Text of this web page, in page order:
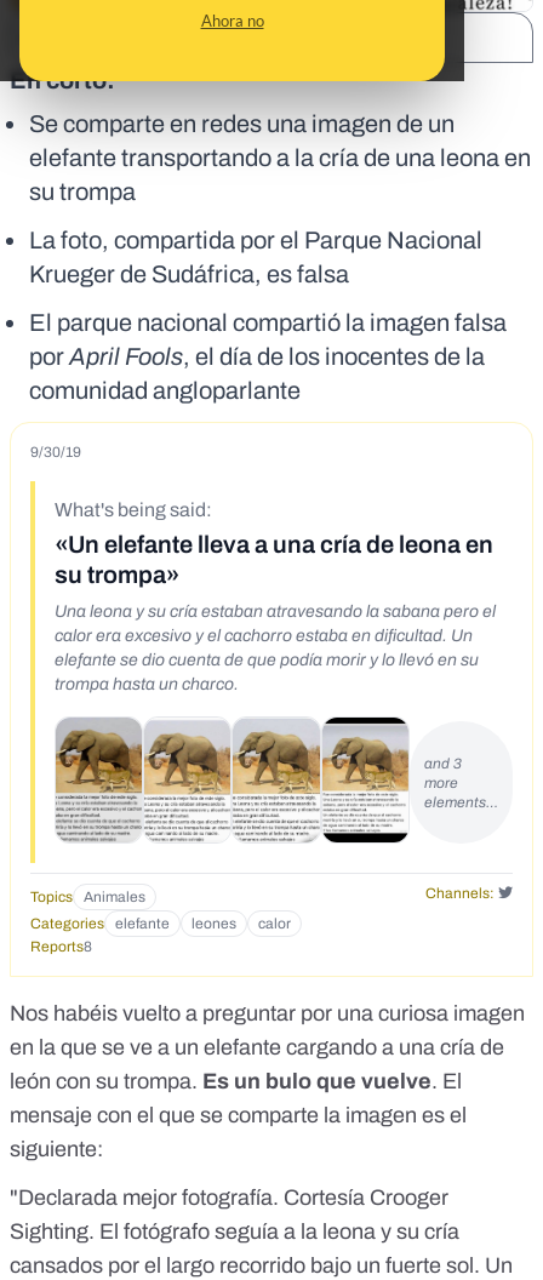
Ahora no
En corto:
Se comparte en redes una imagen de un
elefante transportando a la cría de una leona en
su trompa
La foto, compartida por el Parque Nacional
Krueger de Sudáfrica, es falsa
El parque nacional compartió la imagen falsa
porApril Fools, el día de los inocentes de la
comunidad angloparlante
9/30/19
What's being said:
«Un elefante lleva a una cría de leona en
su trompa»
Una leona y su cría estaban atravesando la sabana pero el
calor era excesivo y el cachorro estaba en dificultad. Un
elefante se dio cuenta de que podía morir y lo llevó en su
trompa hasta un charco.
and 3
more
elements…
Topics Animales
Channels:
Categories
elefante leones
calor
Reports8
Nos habéis vuelto a preguntar por una curiosa imagen
en la que se ve a un elefante cargando a una cría de
león con su trompa. Es un bulo que vuelve. El
mensaje con el que se comparte la imagen es el
siguiente:
"Declarada mejor fotografía. Cortesía Crooger
Sighting. El fotógrafo seguía a la leona y su cría
cansados por el largo recorrido bajo un fuerte sol. Un